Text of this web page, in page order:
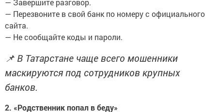
— Перезвоните в свой банк по номеру с официального
сайта.
— Не сообщайте коды и пароли.
📌 В Татарстане чаще всего мошенники
маскируются под сотрудников крупных
банков.
2. «Родственник попал в беду»